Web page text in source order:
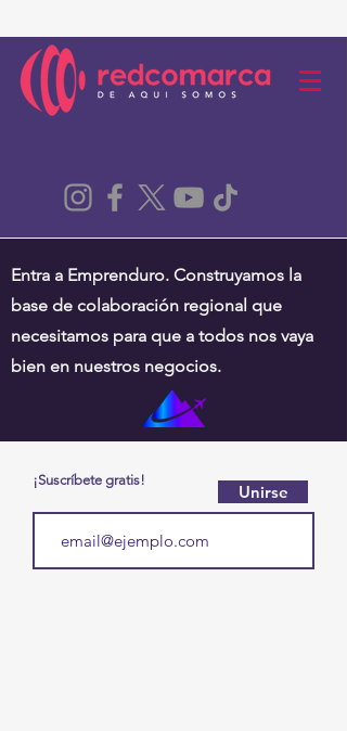
Entra a Emprenduro. Construyamos la
base de colaboración regional que
necesitamos para que a todos nos vaya
bien en nuestros negocios.
¡Suscríbete gratis!
Unirse